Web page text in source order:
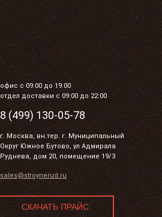
офис с 09:00 до 19:00
отдел доставки с 09:00 до 22:00
8 (499) 130-05-78
г. Москва, вн.тер. г. Муниципальный
Округ Южное Бутово, ул Адмирала
Руднева, дом 20, помещение 19/3
sales@stroynerud.ru
СКАЧАТЬ ПРАЙС